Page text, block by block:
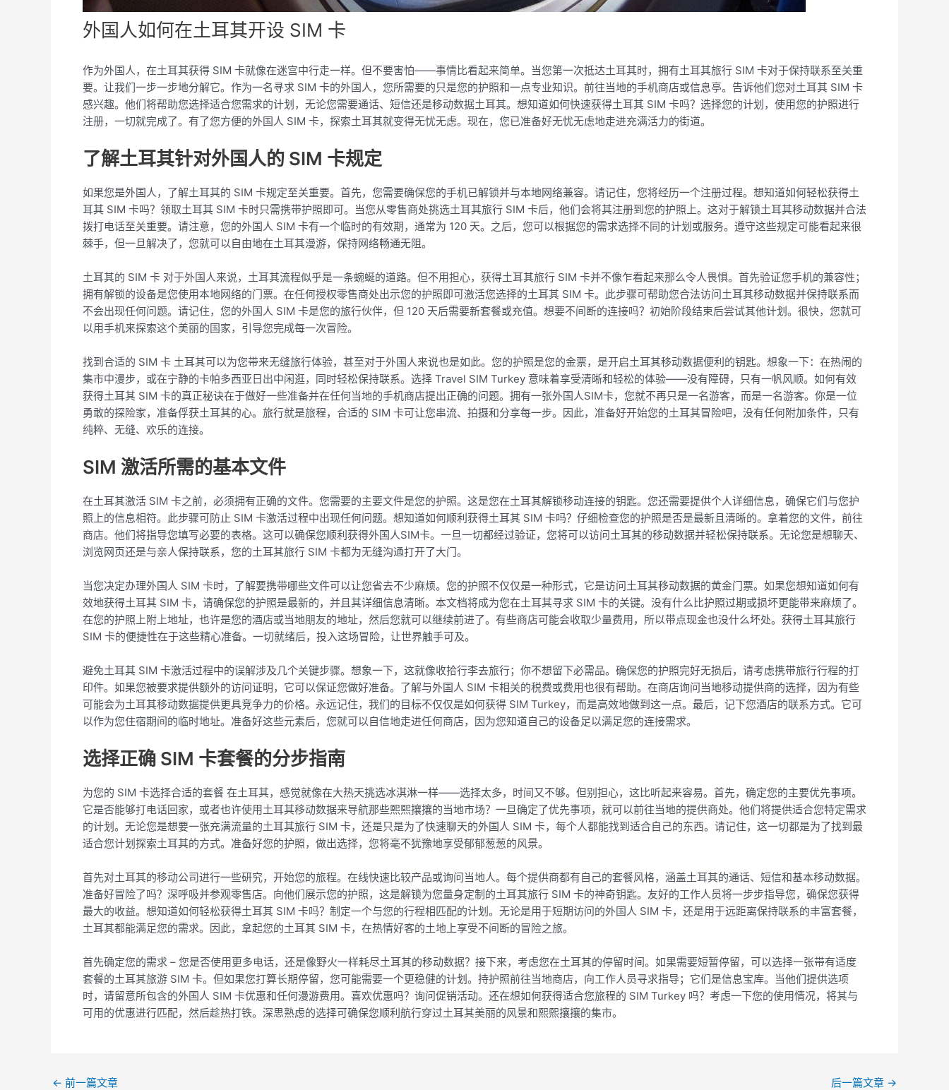
外国人如何在土耳其开设 SIM 卡
作为外国人，在土耳其获得 SIM 卡就像在迷宫中行走一样。但不要害怕——事情比看起来简单。当您第一次抵达土耳其时，拥有土耳其旅行 SIM 卡对于保持联系至关重
要。让我们一步一步地分解它。作为一名寻求 SIM 卡的外国人，您所需要的只是您的护照和一点专业知识。前往当地的手机商店或信息亭。告诉他们您对土耳其 SIM 卡
感兴趣。他们将帮助您选择适合您需求的计划，无论您需要通话、短信还是移动数据土耳其。想知道如何快速获得土耳其 SIM 卡吗？选择您的计划，使用您的护照进行
注册，一切就完成了。有了您方便的外国人 SIM 卡，探索土耳其就变得无忧无虑。现在，您已准备好无忧无虑地走进充满活力的街道。
了解土耳其针对外国人的 SIM 卡规定
如果您是外国人，了解土耳其的 SIM 卡规定至关重要。首先，您需要确保您的手机已解锁并与本地网络兼容。请记住，您将经历一个注册过程。想知道如何轻松获得土
耳其 SIM 卡吗？领取土耳其 SIM 卡时只需携带护照即可。当您从零售商处挑选土耳其旅行 SIM 卡后，他们会将其注册到您的护照上。这对于解锁土耳其移动数据并合法
拨打电话至关重要。请注意，您的外国人 SIM 卡有一个临时的有效期，通常为 120 天。之后，您可以根据您的需求选择不同的计划或服务。遵守这些规定可能看起来很
棘手，但一旦解决了，您就可以自由地在土耳其漫游，保持网络畅通无阻。
土耳其的 SIM 卡 对于外国人来说，土耳其流程似乎是一条蜿蜒的道路。但不用担心，获得土耳其旅行 SIM 卡并不像乍看起来那么令人畏惧。首先验证您手机的兼容性；
拥有解锁的设备是您使用本地网络的门票。在任何授权零售商处出示您的护照即可激活您选择的土耳其 SIM 卡。此步骤可帮助您合法访问土耳其移动数据并保持联系而
不会出现任何问题。请记住，您的外国人 SIM 卡是您的旅行伙伴，但 120 天后需要新套餐或充值。想要不间断的连接吗？初始阶段结束后尝试其他计划。很快，您就可
以用手机来探索这个美丽的国家，引导您完成每一次冒险。
找到合适的 SIM 卡 土耳其可以为您带来无缝旅行体验，甚至对于外国人来说也是如此。您的护照是您的金票，是开启土耳其移动数据便利的钥匙。想象一下：在热闹的
集市中漫步，或在宁静的卡帕多西亚日出中闲逛，同时轻松保持联系。选择 Travel SIM Turkey 意味着享受清晰和轻松的体验——没有障碍，只有一帆风顺。如何有效
获得土耳其 SIM 卡的真正秘诀在于做好一些准备并在任何当地的手机商店提出正确的问题。拥有一张外国人SIM卡，您就不再只是一名游客，而是一名游客。你是一位
勇敢的探险家，准备俘获土耳其的心。旅行就是旅程，合适的 SIM 卡可让您串流、拍摄和分享每一步。因此，准备好开始您的土耳其冒险吧，没有任何附加条件，只有
纯粹、无缝、欢乐的连接。
SIM 激活所需的基本文件
在土耳其激活 SIM 卡之前，必须拥有正确的文件。您需要的主要文件是您的护照。这是您在土耳其解锁移动连接的钥匙。您还需要提供个人详细信息，确保它们与您护
照上的信息相符。此步骤可防止 SIM 卡激活过程中出现任何问题。想知道如何顺利​​获得土耳其 SIM 卡吗？仔细检查您的护照是否是最新且清晰的。拿着您的文件，前往
商店。他们将指导您填写必要的表格。这可以确保您顺利获得外国人SIM卡。一旦一切都经过验证，您将可以访问土耳其的移动数据并轻松保持联系。无论您是想聊天、
浏览网页还是与亲人保持联系，您的土耳其旅行 SIM 卡都为无缝沟通打开了大门。
当您决定办理外国人 SIM 卡时，了解要携带哪些文件可以让您省去不少麻烦。您的护照不仅仅是一种形式，它是访问土耳其移动数据的黄金门票。如果您想知道如何有
效地获得土耳其 SIM 卡，请确保您的护照是最新的，并且其详细信息清晰。本文档将成为您在土耳其寻求 SIM 卡的关键。没有什么比护照过期或损坏更能带来麻烦了。
在您的护照上附上地址，也许是您的酒店或当地朋友的地址，然后您就可以继续前进了。有些商店可能会收取少量费用，所以带点现金也没什么坏处。获得土耳其旅行
SIM 卡的便捷性在于这些精心准备。一切就绪后，投入这场冒险，让世界触手可及。
避免土耳其 SIM 卡激活过程中的误解涉及几个关键步骤。想象一下，这就像收拾行李去旅行；你不想留下必需品。确保您的护照完好无损后，请考虑携带旅行行程的打
印件。如果您被要求提供额外的访问证明，它可以保证您做好准备。了解与外国人 SIM 卡相关的税费或费用也很有帮助。在商店询问当地移动提供商的选择，因为有些
可能会为土耳其移动数据提供更具竞争力的价格。永远记住，我们的目标不仅仅是如何获得 SIM Turkey，而是高效地做到这一点。最后，记下您酒店的联系方式。它可
以作为您住宿期间的临时地址。准备好这些元素后，您就可以自信地走进任何商店，因为您知道自己的设备足以满足您的连接需求。
选择正确 SIM 卡套餐的分步指南
为您的 SIM 卡选择合适的套餐 在土耳其，感觉就像在大热天挑选冰淇淋一样——选择太多，时间又不够。但别担心，这比听起来容易。首先，确定您的主要优先事项。
它是否能够打电话回家，或者也许使用土耳其移动数据来导航那些熙熙攘攘的当地市场？一旦确定了优先事项，就可以前往当地的提供商处。他们将提供适合您特定需求
的计划。无论您是想要一张充满流量的土耳其旅行 SIM 卡，还是只是为了快速聊天的外国人 SIM 卡，每个人都能找到适合自己的东西。请记住，这一切都是为了找到最
适合您计划探索土耳其的方式。准备好您的护照，做出选择，您将毫不犹豫地享受郁郁葱葱的风景。
首先对土耳其的移动公司进行一些研究，开始您的旅程。在线快速比较产品或询问当地人。每个提供商都有自己的套餐风格，涵盖土耳其的通话、短信和基本移动数据。
准备好冒险了吗？深呼吸并参观零售店。向他们展示您的护照，这是解锁为您量身定制的土耳其旅行 SIM 卡的神奇钥匙。友好的工作人员将一步步指导您，确保您获得
最大的收益。想知道如何轻松获得土耳其 SIM 卡吗？制定一个与您的行程相匹配的计划。无论是用于短期访问的外国人 SIM 卡，还是用于远距离保持联系的丰富套餐，
土耳其都能满足您的需求。因此，拿起您的土耳其 SIM 卡，在热情好客的土地上享受不间断的冒险之旅。
首先确定您的需求 – 您是否使用更多电话，还是像野火一样耗尽土耳其的移动数据？接下来，考虑您在土耳其的停留时间。如果需要短暂停留，可以选择一张带有适度
套餐的土耳其旅游 SIM 卡。但如果您打算长期停留，您可能需要一个更稳健的计划。持护照前往当地商店，向工作人员寻求指导；它们是信息宝库。当他们提供选项
时，请留意所包含的外国人 SIM 卡优惠和任何漫游费用。喜欢优惠吗？询问促销活动。还在想如何获得适合您旅程的 SIM Turkey 吗？考虑一下您的使用情况，将其与
可用的优惠进行匹配，然后趁热打铁。深思熟虑的选择可确保您顺利航行穿过土耳其美丽的风景和熙熙攘攘的集市。
← 前一篇文章 后一篇文章 →